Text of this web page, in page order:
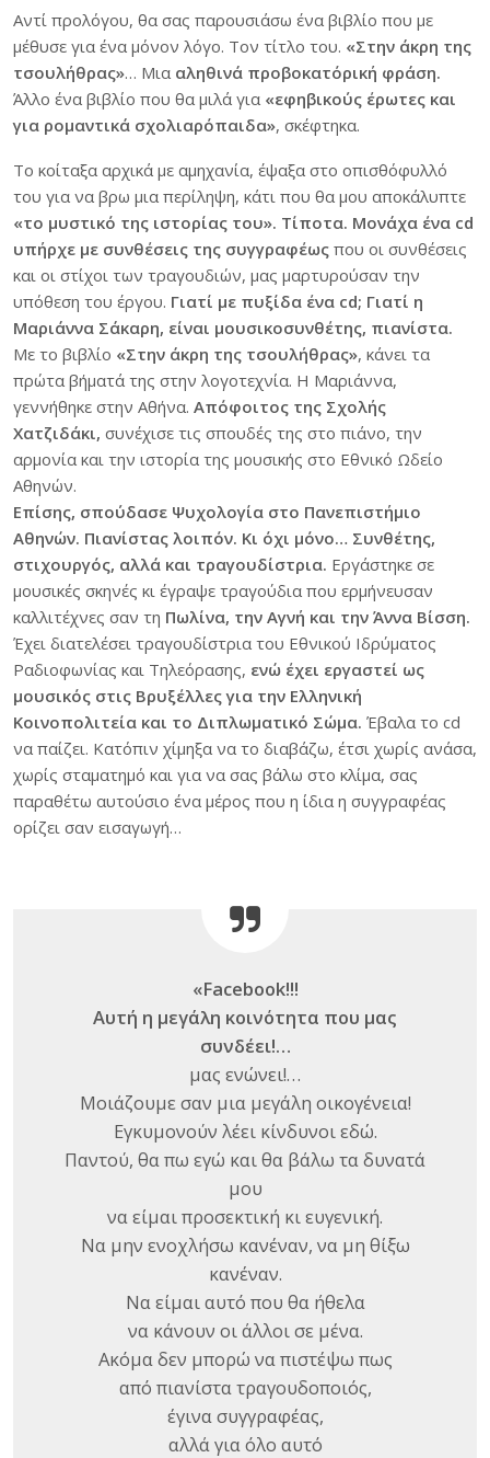
Αντί προλόγου, θα σας παρουσιάσω ένα βιβλίο που με
μέθυσε για ένα μόνον λόγο. Τον τίτλο του. «Στην άκρη της
τσουλήθρας»… Μια αληθινά προβοκατόρική φράση.
Άλλο ένα βιβλίο που θα μιλά για «εφηβικούς έρωτες και
για ρομαντικά σχολιαρόπαιδα», σκέφτηκα.
Το κοίταξα αρχικά με αμηχανία, έψαξα στο οπισθόφυλλό
του για να βρω μια περίληψη, κάτι που θα μου αποκάλυπτε
«το μυστικό της ιστορίας του». Τίποτα. Μονάχα ένα cd
υπήρχε με συνθέσεις της συγγραφέως που οι συνθέσεις
και οι στίχοι των τραγουδιών, μας μαρτυρούσαν την
υπόθεση του έργου. Γιατί με πυξίδα ένα cd; Γιατί η
Μαριάννα Σάκαρη, είναι μουσικοσυνθέτης, πιανίστα.
Με το βιβλίο «Στην άκρη της τσουλήθρας», κάνει τα
πρώτα βήματά της στην λογοτεχνία. Η Μαριάννα,
γεννήθηκε στην Αθήνα. Απόφοιτος της Σχολής
Χατζιδάκι, συνέχισε τις σπουδές της στο πιάνο, την
αρμονία και την ιστορία της μουσικής στο Εθνικό Ωδείο
Αθηνών.
Επίσης, σπούδασε Ψυχολογία στο Πανεπιστήμιο
Αθηνών. Πιανίστας λοιπόν. Κι όχι μόνο… Συνθέτης,
στιχουργός, αλλά και τραγουδίστρια. Εργάστηκε σε
μουσικές σκηνές κι έγραψε τραγούδια που ερμήνευσαν
καλλιτέχνες σαν τη Πωλίνα, την Αγνή και την Άννα Βίσση.
Έχει διατελέσει τραγουδίστρια του Εθνικού Ιδρύματος
Ραδιοφωνίας και Τηλεόρασης, ενώ έχει εργαστεί ως
μουσικός στις Βρυξέλλες για την Ελληνική
Κοινοπολιτεία και το Διπλωματικό Σώμα. Έβαλα το cd
να παίζει. Κατόπιν χίμηξα να το διαβάζω, έτσι χωρίς ανάσα,
χωρίς σταματημό και για να σας βάλω στο κλίμα, σας
παραθέτω αυτούσιο ένα μέρος που η ίδια η συγγραφέας
ορίζει σαν εισαγωγή…
«Facebook!!!
Αυτή η μεγάλη κοινότητα που μας
συνδέει!…
μας ενώνει!…
Μοιάζουμε σαν μια μεγάλη οικογένεια!
Εγκυμονούν λέει κίνδυνοι εδώ.
Παντού, θα πω εγώ και θα βάλω τα δυνατά
μου
να είμαι προσεκτική κι ευγενική.
Να μην ενοχλήσω κανέναν, να μη θίξω
κανέναν.
Να είμαι αυτό που θα ήθελα
να κάνουν οι άλλοι σε μένα.
Ακόμα δεν μπορώ να πιστέψω πως
από πιανίστα τραγουδοποιός,
έγινα συγγραφέας,
αλλά για όλο αυτό